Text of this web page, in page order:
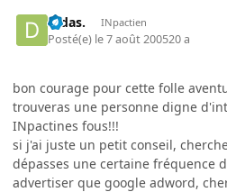
Didas. INpactien
Posté(e) le 7 août 200520 a
bon courage pour cette folle
trouveras une personne digne
INpactines fous!!!
si j'ai juste un petit conseil,
dépasses une certaine fréquence
advertiser que google adword,